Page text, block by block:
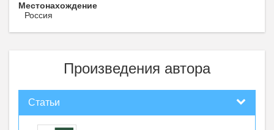
Местонахождение
Россия
Произведения автора
Статьи